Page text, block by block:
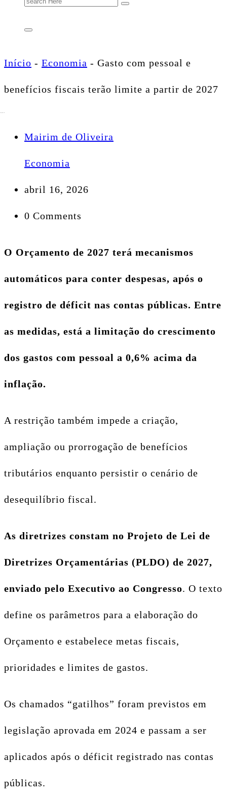
for:
Início - Economia - Gasto com pessoal e
benefícios fiscais terão limite a partir de 2027
Mairim de Oliveira
Economia
abril 16, 2026
0 Comments
O Orçamento de 2027 terá mecanismos
automáticos para conter despesas, após o
registro de déficit nas contas públicas. Entre
as medidas, está a limitação do crescimento
dos gastos com pessoal a 0,6% acima da
inflação.
A restrição também impede a criação,
ampliação ou prorrogação de benefícios
tributários enquanto persistir o cenário de
desequilíbrio fiscal.
As diretrizes constam no Projeto de Lei de
Diretrizes Orçamentárias (PLDO) de 2027,
enviado pelo Executivo ao Congresso. O texto
define os parâmetros para a elaboração do
Orçamento e estabelece metas fiscais,
prioridades e limites de gastos.
Os chamados “gatilhos” foram previstos em
legislação aprovada em 2024 e passam a ser
aplicados após o déficit registrado nas contas
públicas.